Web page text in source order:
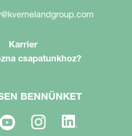
Karrier
csapatunkhoz?
BENNÜNKET